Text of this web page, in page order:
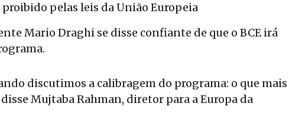
pelas leis da União Europeia
Mario Draghi se disse confiante de que o BCE irá
discutimos a calibragem do programa: o que mais
Mujtaba Rahman, diretor para a Europa da